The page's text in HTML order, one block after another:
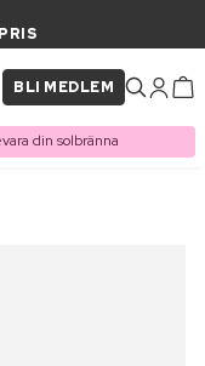
BLI MEDLEM
din solbränna